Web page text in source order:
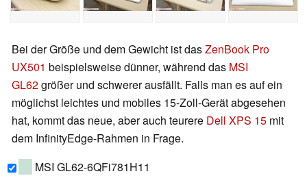
Bei der Größe und dem Gewicht ist dasZenBook Pro
UX501 beispielsweise dünner, während das MSI
GL62größer und schwerer ausfällt. Falls man es auf ein
möglichst leichtes und mobiles 15-Zoll-Gerät abgesehen
hat, kommt das neue, aber auch teurere Dell XPS 15 mit
dem InfinityEdge-Rahmen in Frage.
MSI GL62-6QFi781H11